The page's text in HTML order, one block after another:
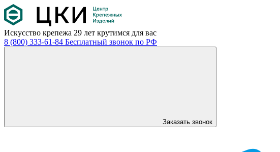
Искусство крепежа 29 лет крутимся для вас
8 (800) 333-61-84 Бесплатный звонок по РФ
Заказать звонок